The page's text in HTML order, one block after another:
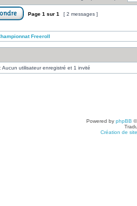
Page 1 sur 1 [ 2 messages ]
Freeroll
utilisateur enregistré et 1 invité
Powered by phpBB
Création de